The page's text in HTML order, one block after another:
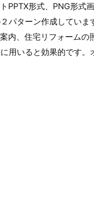
PPTX形式、PNG形式
パターン作成していま
内、住宅リフォームの
用いると効果的です。